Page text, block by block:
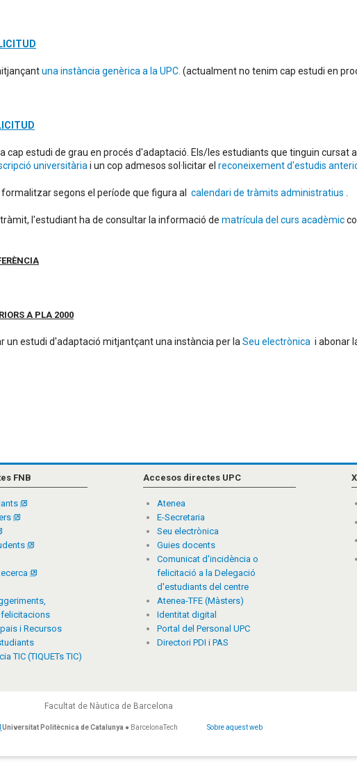
una instància genèrica a la UPC. (actualment no tenim cap estudi en
cap estudi de grau en procés d'adaptació. Els/les estudiants que tinguin cursat
universitària i un cop admesos sol·licitar el reconeixement d'estudis
formalitzar segons el període que figura al calendari de tràmits administratius
l'estudiant ha de consultar la informació de matrícula del curs acadèmic
A PLA 2000
un estudi d'adaptació mitjantçant una instància per la Seu electrònica i abonar
FNB
i Recursos
TIC (TIQUETs TIC)
Accesos directes UPC
Atenea
E-Secretaria
Seu electrònica
Guies docents
Comunicat d'incidència o
felicitació a la Delegació
d'estudiants del centre
Atenea-TFE (Màsters)
Identitat digital
Portal del Personal UPC
Directori PDI i PAS
Facultat de Nàutica de Barcelona
Universitat Politècnica de Catalunya ● BarcelonaTech Sobre aquest web